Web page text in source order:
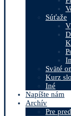
Súťaže
Sväté
Kurz
Iné
Napíšte nám
Archív
Pre